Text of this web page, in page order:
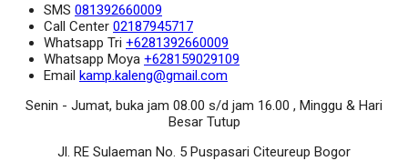
SMS 081392660009
Call Center 02187945717
Whatsapp Tri +6281392660009
Whatsapp Moya +628159029109
Email kamp.kaleng@gmail.com
Senin - Jumat, buka jam 08.00 s/d jam 16.00 , Minggu & Hari
Besar Tutup
Jl. RE Sulaeman No. 5 Puspasari Citeureup Bogor